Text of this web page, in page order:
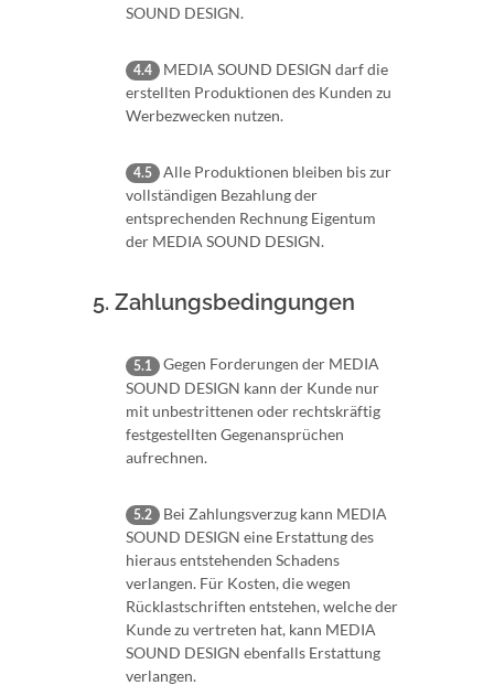
SOUND DESIGN.
4.4
MEDIA SOUND DESIGN darf die
erstellten Produktionen des Kunden zu
Werbezwecken nutzen.
4.5
Alle Produktionen bleiben bis zur
vollständigen Bezahlung der
entsprechenden Rechnung Eigentum
der MEDIA SOUND DESIGN.
5. Zahlungsbedingungen
5.1
Gegen Forderungen der MEDIA
SOUND DESIGN kann der Kunde nur
mit unbestrittenen oder rechtskräftig
festgestellten Gegenansprüchen
aufrechnen.
5.2
Bei Zahlungsverzug kann MEDIA
SOUND DESIGN eine Erstattung des
hieraus entstehenden Schadens
verlangen. Für Kosten, die wegen
Rücklastschriften entstehen, welche der
Kunde zu vertreten hat, kann MEDIA
SOUND DESIGN ebenfalls Erstattung
verlangen.